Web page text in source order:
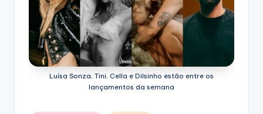
Luísa Sonza, Tini, Cella e Dilsinho estão entre os
lançamentos da semana